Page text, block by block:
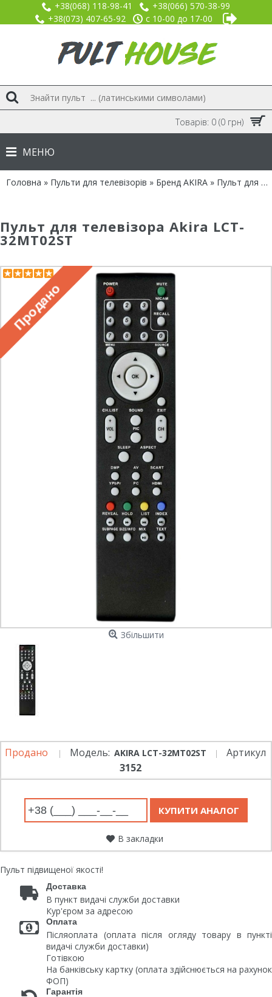
+38(068) 118-98-41
+38(066) 570-38-99
+38(073) 407-65-92
с 10-00 до 17-00
Товарів: 0 (0 грн)
МЕНЮ
Головна » Пульти для телевізорів » Бренд AKIRA » Пульт для Akira LCT-32MT02ST
Пульт для телевізора Akira LCT-
32MT02ST
Збільшити
Продано Модель: AKIRA LCT-32MT02ST
Артикул
3152
В закладки
Пульт підвищеної якості!
Доставка
В пункт видачі служби доставки
Кур'єром за адресою
Оплата
Післяоплата (оплата після огляду товару в пункті
видачі служби доставки)
Готівкою
На банківську картку (оплата здійснюється на рахунок
ФОП)
Гарантія